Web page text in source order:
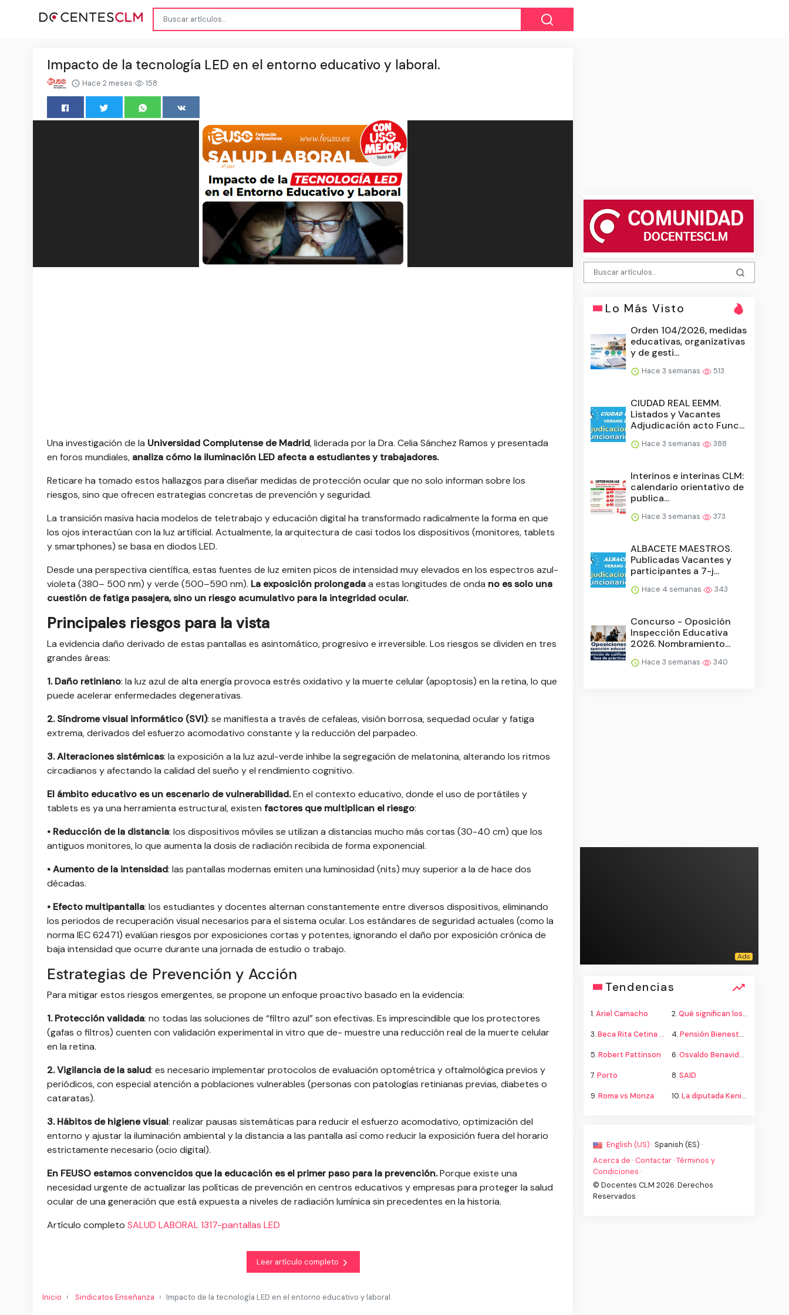
Impacto de la tecnología LED en el entorno educativo y laboral.
Hace 2 meses 158
Una investigación de la Universidad Complutense de Madrid, liderada por la Dra. Celia Sánchez Ramos y presentada
en foros mundiales, analiza cómo la iluminación LED afecta a estudiantes y trabajadores.
Reticare ha tomado estos hallazgos para diseñar medidas de protección ocular que no solo informan sobre los
riesgos, sino que ofrecen estrategias concretas de prevención y seguridad.
La transición masiva hacia modelos de teletrabajo y educación digital ha transformado radicalmente la forma en que
los ojos interactúan con la luz artificial. Actualmente, la arquitectura de casi todos los dispositivos (monitores, tablets
y smartphones) se basa en diodos LED.
Desde una perspectiva científica, estas fuentes de luz emiten picos de intensidad muy elevados en los espectros azul-
violeta (380– 500 nm) y verde (500–590 nm). La exposición prolongadaa estas longitudes de onda no es solo una
cuestión de fatiga pasajera, sino un riesgo acumulativo para la integridad ocular.
Principales riesgos para la vista
La evidencia daño derivado de estas pantallas es asintomático, progresivo e irreversible. Los riesgos se dividen en tres
grandes áreas:
1. Daño retiniano: la luz azul de alta energía provoca estrés oxidativo y la muerte celular (apoptosis) en la retina, lo que
puede acelerar enfermedades degenerativas.
2. Síndrome visual informático (SVI): se manifiesta a través de cefaleas, visión borrosa, sequedad ocular y fatiga
extrema, derivados del esfuerzo acomodativo constante y la reducción del parpadeo.
3. Alteraciones sistémicas: la exposición a la luz azul-verde inhibe la segregación de melatonina, alterando los ritmos
circadianos y afectando la calidad del sueño y el rendimiento cognitivo.
El ámbito educativo es un escenario de vulnerabilidad.En el contexto educativo, donde el uso de portátiles y
tablets es ya una herramienta estructural, existen factores que multiplican el riesgo:
• Reducción de la distancia: los dispositivos móviles se utilizan a distancias mucho más cortas (30-40 cm) que los
antiguos monitores, lo que aumenta la dosis de radiación recibida de forma exponencial.
• Aumento de la intensidad: las pantallas modernas emiten una luminosidad (nits) muy superior a la de hace dos
décadas.
• Efecto multipantalla: los estudiantes y docentes alternan constantemente entre diversos dispositivos, eliminando
los periodos de recuperación visual necesarios para el sistema ocular. Los estándares de seguridad actuales (como la
norma IEC 62471) evalúan riesgos por exposiciones cortas y potentes, ignorando el daño por exposición crónica de
baja intensidad que ocurre durante una jornada de estudio o trabajo.
Estrategias de Prevención y Acción
Para mitigar estos riesgos emergentes, se propone un enfoque proactivo basado en la evidencia:
1. Protección validada: no todas las soluciones de “filtro azul” son efectivas. Es imprescindible que los protectores
(gafas o filtros) cuenten con validación experimental in vitro que de- muestre una reducción real de la muerte celular
en la retina.
2. Vigilancia de la salud: es necesario implementar protocolos de evaluación optométrica y oftalmológica previos y
periódicos, con especial atención a poblaciones vulnerables (personas con patologías retinianas previas, diabetes o
cataratas).
3. Hábitos de higiene visual: realizar pausas sistemáticas para reducir el esfuerzo acomodativo, optimización del
entorno yajustar la iluminación ambiental y la distancia a las pantalla así como reducir la exposición fuera del horario
estrictamente necesario (ocio digital).
En FEUSO estamos convencidosque la educación es el primerpaso para la prevención.Porque existe una
necesidad urgente de actualizar las políticas de prevención en centros educativos y empresas para proteger la salud
ocular de una generación que está expuesta a niveles de radiación lumínica sin precedentes en la historia.
Artículo completo SALUD LABORAL 1317-pantallas LED
Leer artículo completo
Inicio Sindicatos Enseñanza Impacto de la tecnología LED en el entorno educativo y laboral.
Lo Más Visto
Orden 104/2026, medidas
educativas, organizativas
y de gesti...
Hace 3 semanas 513
CIUDAD REAL EEMM.
Listados y Vacantes
Adjudicación acto Func...
Hace 3 semanas 388
Interinos e interinas CLM:
calendario orientativo de
publica...
Hace 3 semanas 373
ALBACETE MAESTROS.
Publicadas Vacantes y
participantes a 7-j...
Hace 4 semanas 343
Concurso - Oposición
Inspección Educativa
2026. Nombramiento...
Hace 3 semanas 340
Tendencias
1.Ariel Camacho 2.Qué significan los colores de la bandera
3.Beca Rita Cetina secundaria 4.Pensión Bienestar adultos mayores
5.Robert Pattinson 6.Osvaldo Benavides
7.Porto 8.SAID
9.Roma vs Monza 10.La diputada Kenia López propone cambiar el nombre del país a México
English (US) · Spanish (ES) ·
Acerca de · Contactar ·Términos y
Condiciones ·
© Docentes CLM 2026. Derechos
Reservados